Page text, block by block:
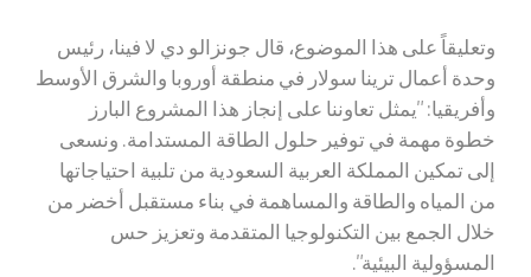
وتعليقاً على هذا الموضوع، قال جونزالو دي لا فينا، رئيس
وحدة أعمال ترينا سولار في منطقة أوروبا والشرق الأوسط
وأفريقيا: "يمثل تعاوننا على إنجاز هذا المشروع البارز
خطوة مهمة في توفير حلول الطاقة المستدامة. ونسعى
إلى تمكين المملكة العربية السعودية من تلبية احتياجاتها
من المياه والطاقة والمساهمة في بناء مستقبل أخضر من
خلال الجمع بين التكنولوجيا المتقدمة وتعزيز حس
المسؤولية البيئية".